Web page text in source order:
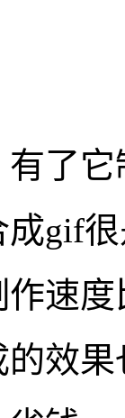
换gif
GIF